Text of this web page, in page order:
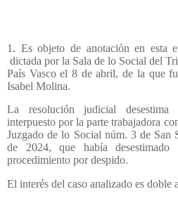
1. Es objeto de anotación en esta
dictada por la Sala de lo Social del
País Vasco el 8 de abril, de la que
Isabel Molina.
La resolución judicial
interpuesto por la parte trabajadora
Juzgado de lo Social núm. 3 de San
de 2024, que había desestimado
procedimiento por despido.
El interés del caso analizado es doble